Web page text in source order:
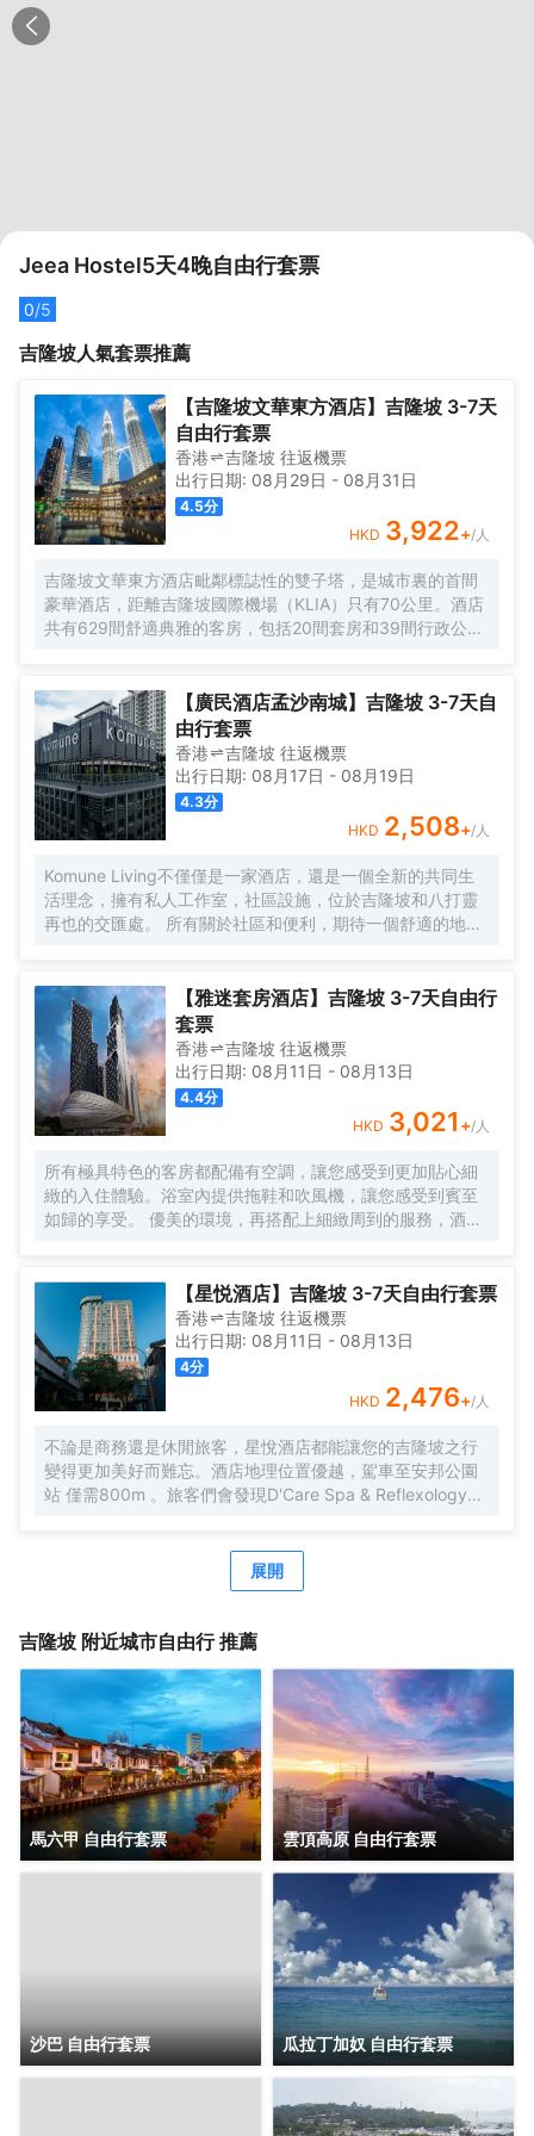
Jeea Hostel5天4晚自由行套票
0/5
吉隆坡人氣套票推薦
【吉隆坡文華東方酒店】吉隆坡 3-7天
自由行套票
香港 吉隆坡 往返機票
出行日期: 08月29日 - 08月31日
4.5分
HKD 3,922+/人
吉隆坡文華東方酒店毗鄰標誌性的雙子塔，是城市裏的首間
豪華酒店，距離吉隆坡國際機場（KLIA）只有70公里。酒店
共有629間舒適典雅的客房，包括20間套房和39間行政公
供146間客房和20間套房，客人可專享文華東方會行政貴賓
廊設施的優待。客人可以在房內免費上網。酒店內的餐飲和
酒吧令人更加難忘。客人可以在酒店的7間餐廳，酒吧和休息
室盡情享受或舉辦慶祝活動。酒店設有豐富的會議和宴會設
施，包括一個可容納1,800位賓客的無柱式大宴會廳，鑽石宴
會廳也可容納500位客人。酒店的16個功能室都配備了可用
於研討會，國際會議，展覽，婚禮等活動的視聽設備。文華
東方酒店活力俱樂部及水療中心為賓客提供一個寧靜的氛
圍，完善的健身設備和一流的温泉理療。客人可以在酒店游
泳池內暢遊，欣賞KLCC公園如畫般的風景。
【廣民酒店孟沙南城】吉隆坡 3-7天自
由行套票
香港 吉隆坡 往返機票
出行日期: 08月17日 - 08月19日
4.3分
HKD 2,508+/人
Komune Living不僅僅是一家酒店，還是一個全新的共同生
活理念，擁有私人工作室，社區設施，位於吉隆坡和八打靈
再也的交匯處。 所有關於社區和便利，期待一個舒適的地方
僅僅是逗留，找到一種生活，工作和娛樂的生活方式。
【雅迷套房酒店】吉隆坡 3-7天自由行
套票
香港 吉隆坡 往返機票
出行日期: 08月11日 - 08月13日
4.4分
HKD 3,021 +/人
所有極具特色的客房都配備有空調，讓您感受到更加貼心細
緻的入住體驗。浴室內提供拖鞋和吹風機，讓您感受到賓至
如歸的享受。 優美的環境，再搭配上細緻周到的服務，酒店
【星悦酒店】吉隆坡 3-7天自由行套票
香港 吉隆坡 往返機票
出行日期: 08月11日 - 08月13日
4分
HKD 2,476+/人
不論是商務還是休閒旅客，星悅酒店都能讓您的吉隆坡之行
變得更加美好而難忘。酒店地理位置優越，駕車至安邦公園
站 僅需800m 。旅客們會發現D'Care Spa & Reflexology、
客，酒店還為您提供了瓶裝水。除此之外，配備有拖鞋和24
小時熱水的浴室是您消除一天疲勞的好地方。在空閒的時
自己的房間舒適的用餐，酒店可提供客房服務。若是覺得酒
的香蘭葉蛋奶煎糕、Nobu（日本料理）的Black Cod With
Miso和Restoran Rebung Chef Ismail（東南亞菜）的亞參叻
沙或許能勾起您的食慾。酒店種類繁多的休閒設施能為每一
位下榻於此的您創造多元化的休閒空間，這其中包括按摩室
和室外泳池。酒店的會議廳將熱情的服務與專業的素質完美
地結合在一起。客人如需兌換貨幣，酒店會為您提供外幣兌
換服務。
展開
吉隆坡 附近城市自由行 推薦
馬六甲 自由行套票 雲頂高原 自由行套票
沙巴 自由行套票 瓜拉丁加奴 自由行套票